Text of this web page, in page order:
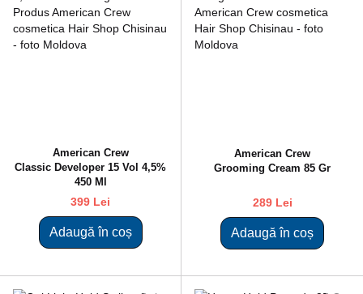
American Crew
Classic Developer 15 Vol 4,5%
450 Ml
399 Lei
Adaugă în coș
American Crew
Grooming Cream 85 Gr
289 Lei
Adaugă în coș